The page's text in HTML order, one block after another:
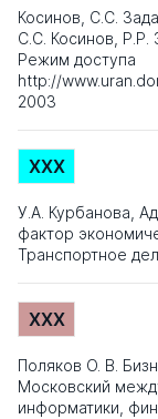
Косинов, С.С.
С.С. Косинов, P.P.
Режим доступа
http://
2003
XXX
У.А. Курбанова,
фактор
Транспортное
XXX
Поляков О. В.
Московский
информатики,